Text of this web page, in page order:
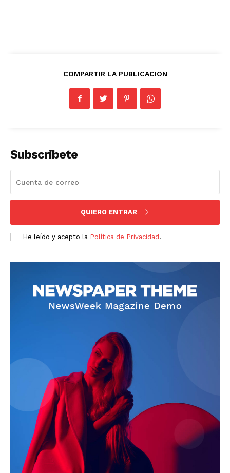
News Week
Magazine PRO
COMPARTIR LA PUBLICACION
Subscribete
QUIERO ENTRAR
He leído y acepto la Política de Privacidad .